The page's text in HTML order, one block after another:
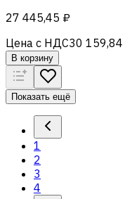
27 445,45 ₽
Цена с НДС30
В корзину
Показать ещё
1
2
3
4